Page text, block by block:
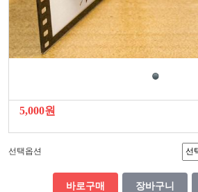
5,000원
선택옵션
바로구매 장바구니